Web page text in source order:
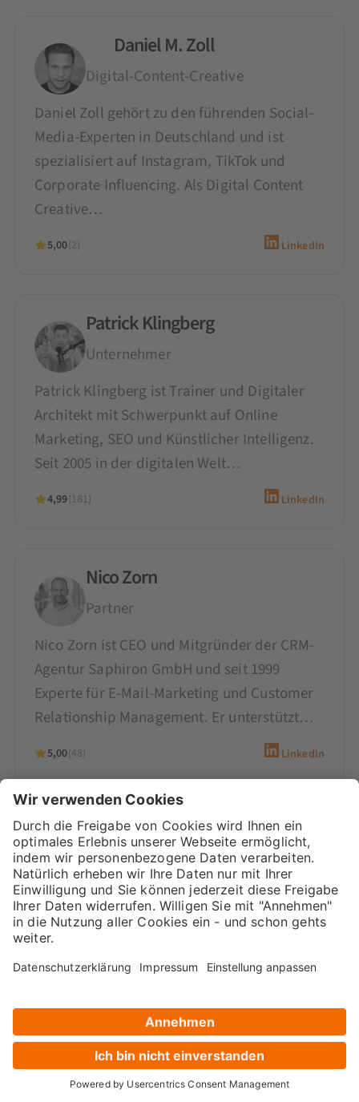
Daniel M. Zoll
Digital-Content-Creative
Daniel Zoll gehört zu den führenden Social-
Media-Experten in Deutschland und ist
spezialisiert auf Instagram, TikTok und
Corporate Influencing. Als Digital Content
Creative…
5,00(2) LinkedIn
Patrick Klingberg
Unternehmer
Patrick Klingberg ist Trainer und Digitaler
Architekt mit Schwerpunkt auf Online
Marketing, SEO und Künstlicher Intelligenz.
Seit 2005 in der digitalen Welt…
4,99(181) LinkedIn
Nico Zorn
Partner
Nico Zorn ist CEO und Mitgründer der CRM-
Agentur Saphiron GmbH und seit 1999
Experte für E-Mail-Marketing und Customer
Relationship Management. Er unterstützt…
5,00(48) LinkedIn
Sarah-Yasmin Hennessen
Digital Marketing Beraterin &
Inhaberin
Sarah-Yasmin Hennessen ist Expertin für
Content-Marketing, digitales Recruiting und
den Einsatz von KI. Als Beraterin bei
maßgeschneiderte…